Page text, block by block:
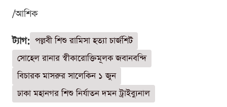
/আশিক
ট্যাগ: পল্লবী শিশু রামিসা হত্যা চার্জশিট
সোহেল রানার স্বীকারোক্তিমূলক জবানবন্দি
বিচারক মাসরুর সালেকিন ১ জুন
ঢাকা মহানগর শিশু নির্যাতন দমন ট্রাইব্যুনাল